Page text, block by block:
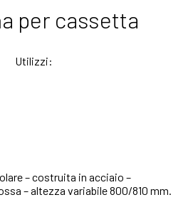
per cassetta
Utilizzi:
– costruita in acciaio –
– altezza variabile 800/810 mm.